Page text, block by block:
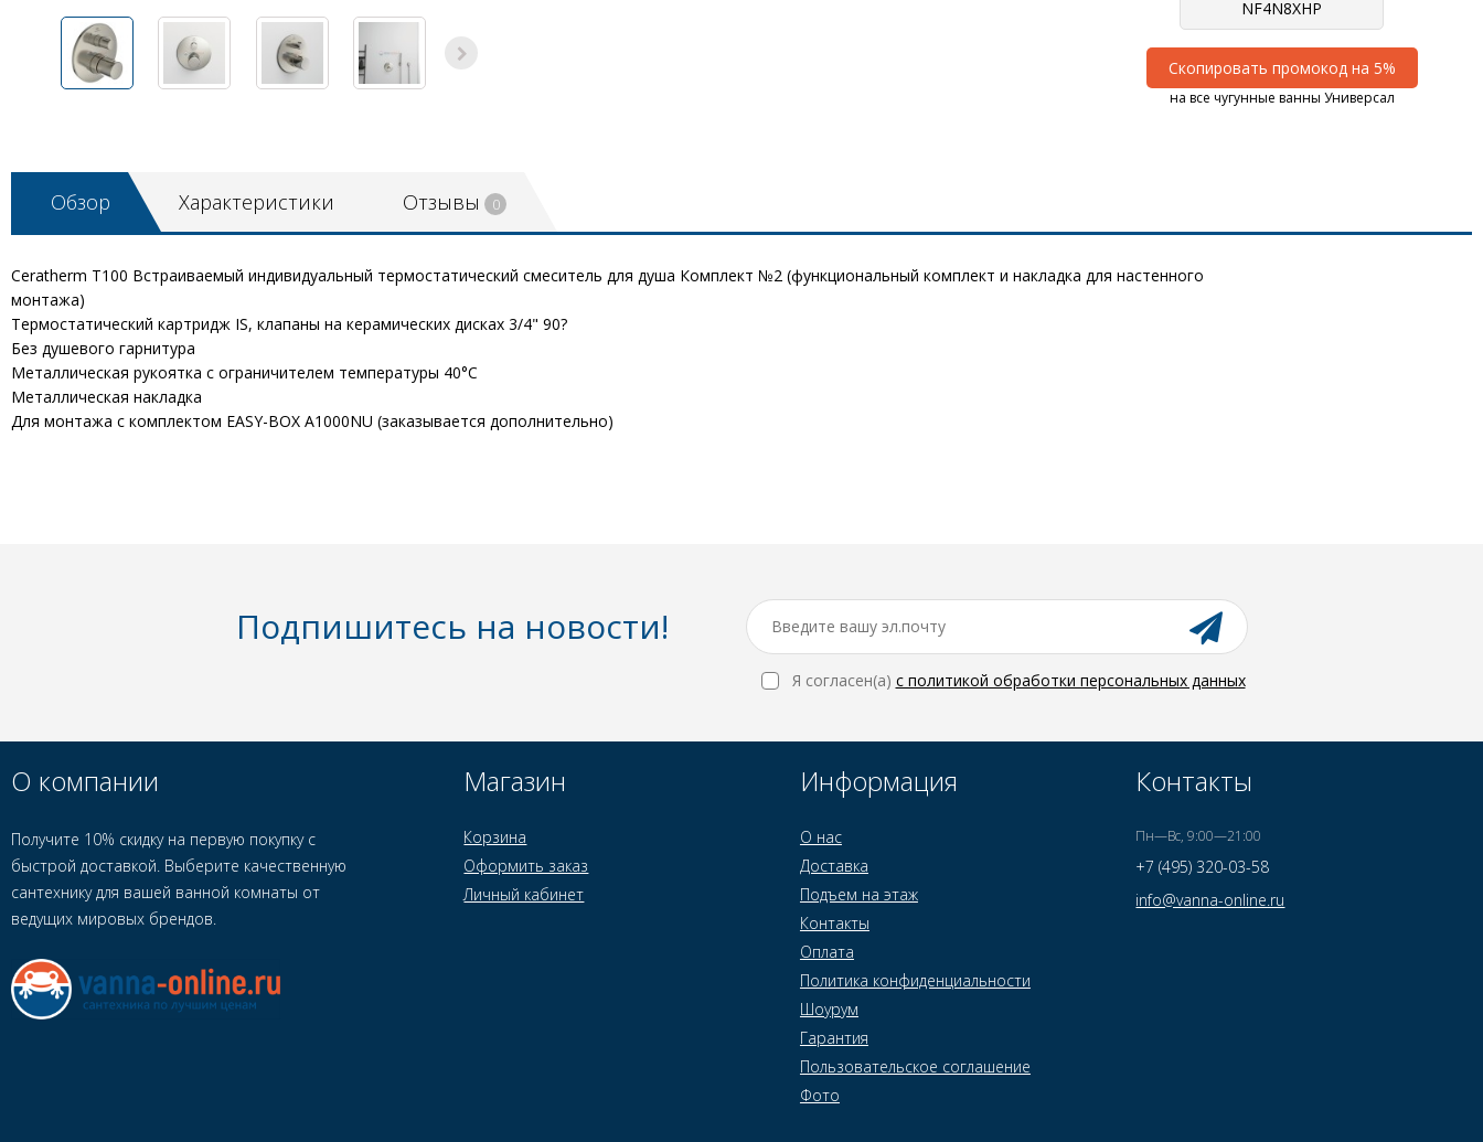
Скопировать промокод на 5%
на все чугунные ванны Универсал
Обзор Характеристики Отзывы 0
Ceratherm Т100 Встраиваемый индивидуальный термостатический смеситель для душа Комплект №2 (функциональный комплект и накладка для настенного
монтажа)
Термостатический картридж IS, клапаны на керамических дисках 3/4" 90?
Без душевого гарнитура
Металлическая рукоятка с ограничителем температуры 40°C
Металлическая накладка
Для монтажа с комплектом EASY-BOX A1000NU (заказывается дополнительно)
Подпишитесь на новости!
Я согласен(a) с политикой обработки персональных данных
О компании
Получите 10% скидку на первую покупку с
быстрой доставкой. Выберите качественную
сантехнику для вашей ванной комнаты от
ведущих мировых брендов.
Магазин
Корзина
Оформить заказ
Личный кабинет
Информация
О нас
Доставка
Подъем на этаж
Контакты
Оплата
Политика конфиденциальности
Шоурум
Гарантия
Пользовательское соглашение
Фото
Контакты
Пн—Вс, 9:00—21:00
+7 (495) 320-03-58
info@vanna-online.ru